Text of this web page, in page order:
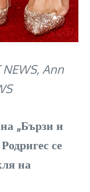
Ann
„Бързи и
се
на